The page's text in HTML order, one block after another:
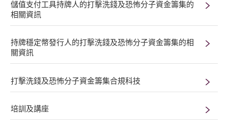
儲值支付工具持牌人的打擊洗錢及恐怖分子資金籌集的
相關資訊
持牌穩定幣發行人的打擊洗錢及恐怖分子資金籌集的相
關資訊
打擊洗錢及恐怖分子資金籌集合規科技
培訓及講座